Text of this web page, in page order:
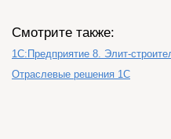
Смотрите также:
1C:Предприятие 8. Элит-
Отраслевые решения 1С